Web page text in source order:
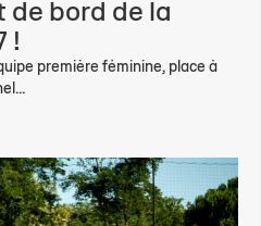
de bord de la
!
première féminine, place à